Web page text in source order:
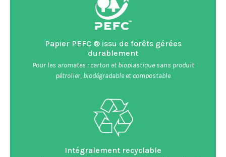
Papier PEFC ® issu de forêts gérées
durablement
Pour les aromates : carton et bioplastique sans produit
pétrolier, biodégradable et compostable
Intégralement recyclable